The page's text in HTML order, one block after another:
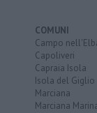
COMUNI
Campo
Capoliveri
Capraia Isola
Isola del Giglio
Marciana
Marciana